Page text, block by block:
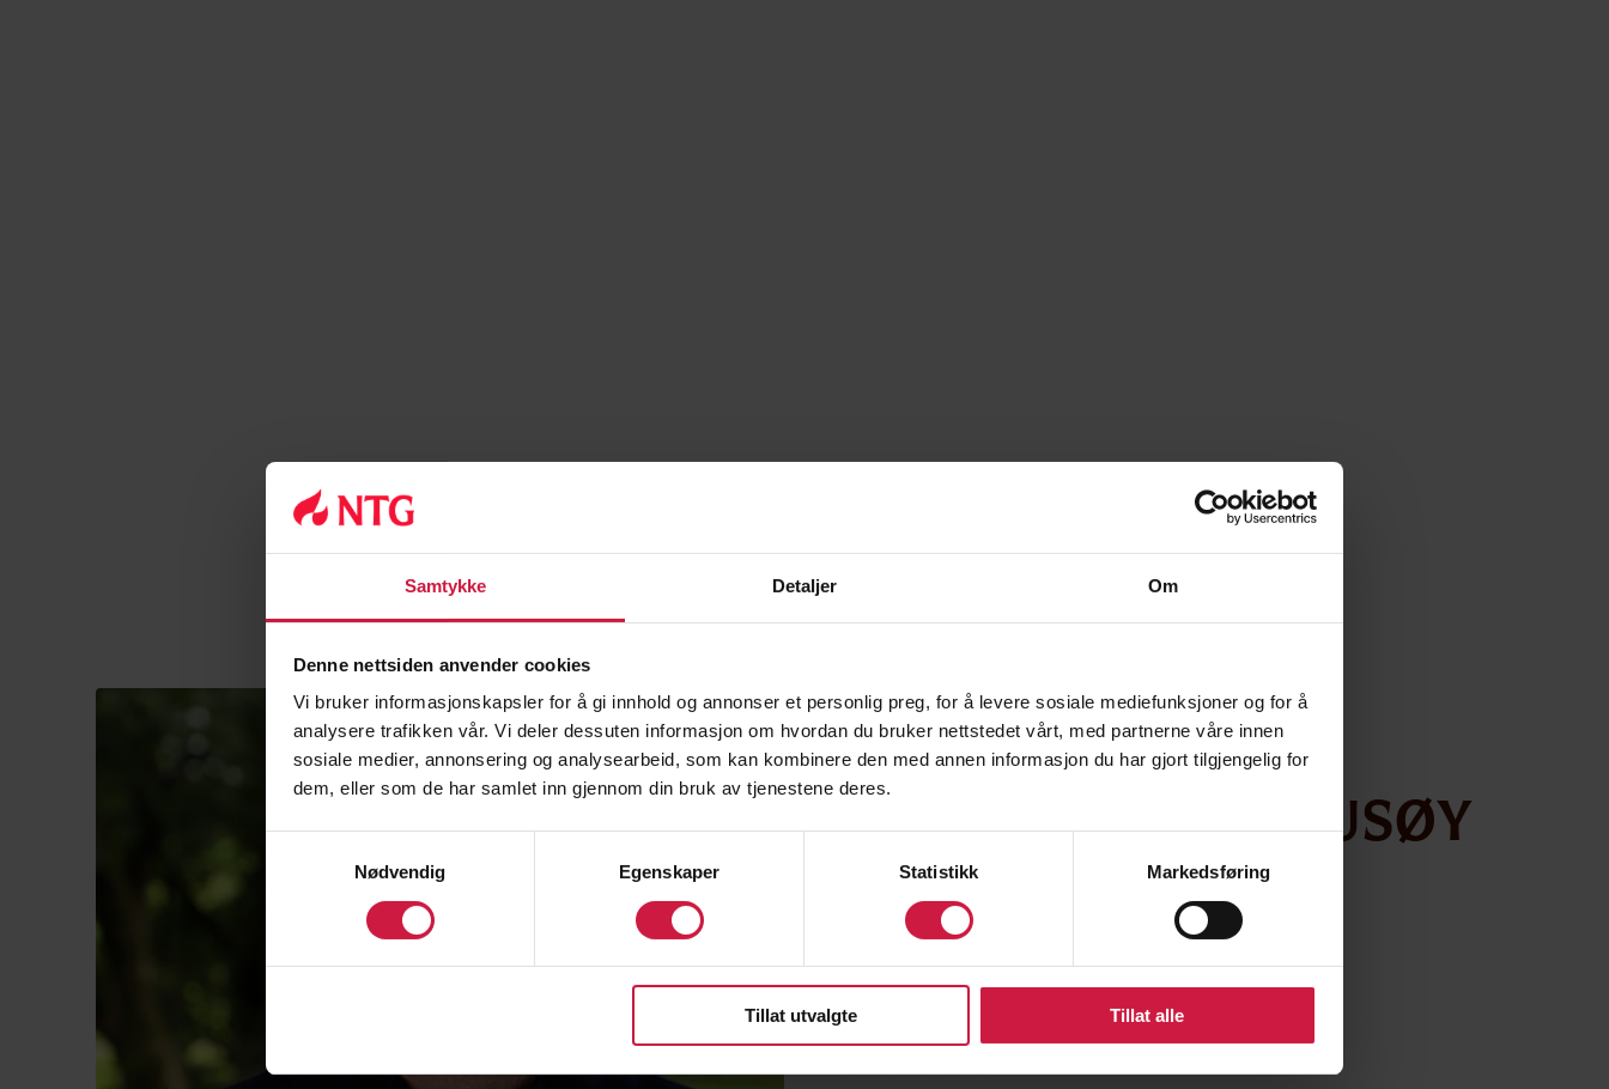
Samtykke Detaljer Om
Denne nettsiden anvender cookies
Vi bruker informasjonskapsler for å gi innhold og annonser et personlig preg, for å levere sosiale mediefunksjoner og for å
analysere trafikken vår. Vi deler dessuten informasjon om hvordan du bruker nettstedet vårt, med partnerne våre innen
sosiale medier, annonsering og analysearbeid, som kan kombinere den med annen informasjon du har gjort tilgjengelig for
dem, eller som de har samlet inn gjennom din bruk av tjenestene deres.
Nødvendig
Egenskaper Statistikk Markedsføring
Tillat utvalgte Tillat alle
Trenere
John Andreas Husøy
SPORTSSJEF FOTBALL
Utdanning:
– Uefa A fotballtrener
– Bachelor lærer